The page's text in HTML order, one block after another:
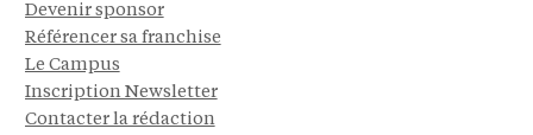
Devenir sponsor
Référencer sa franchise
Le Campus
Inscription Newsletter
Contacter la rédaction